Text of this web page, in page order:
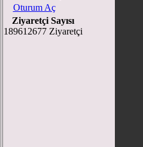
Oturum Aç
Ziyaretçi Sayısı
189612677 Ziyaretçi